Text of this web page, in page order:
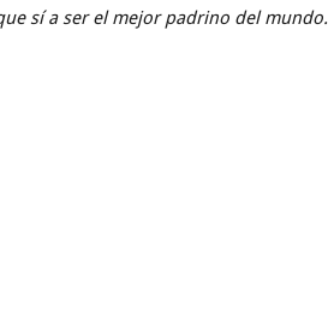
sí a ser el mejor padrino del mundo.